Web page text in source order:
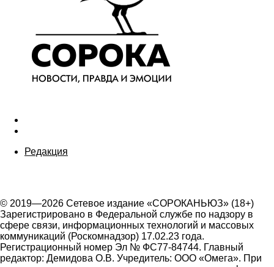
Редакция
© 2019—2026 Сетевое издание «СОРОКАНЬЮЗ» (18+)
Зарегистрировано в Федеральной службе по надзору в
сфере связи, информационных технологий и массовых
коммуникаций (Роскомнадзор) 17.02.23 года.
Регистрационный номер Эл № ФС77-84744. Главный
редактор: Демидова О.В. Учредитель: ООО «Омега». При